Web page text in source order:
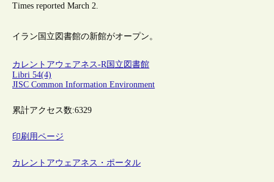
Times reported March 2.
イラン国立図書館の新館がオープン。
カレントアウェアネス-R 国立図書館
Libri 54(4)
JISC Common Information Environment
累計アクセス数:6329
印刷用ページ
カレントアウェアネス・ポータル